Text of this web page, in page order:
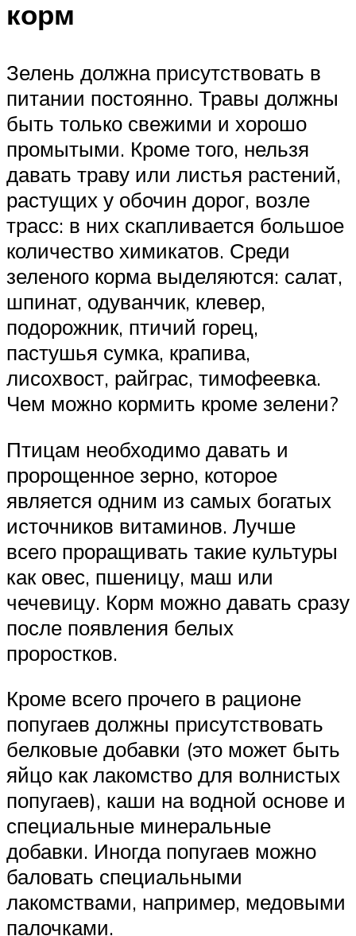
корм
Зелень должна присутствовать в
питании постоянно. Травы должны
быть только свежими и хорошо
промытыми. Кроме того, нельзя
давать траву или листья растений,
растущих у обочин дорог, возле
трасс: в них скапливается большое
количество химикатов. Среди
зеленого корма выделяются: салат,
шпинат, одуванчик, клевер,
подорожник, птичий горец,
пастушья сумка, крапива,
лисохвост, райграс, тимофеевка.
Чем можно кормить кроме зелени?
Птицам необходимо давать и
пророщенное зерно, которое
является одним из самых богатых
источников витаминов. Лучше
всего проращивать такие культуры
как овес, пшеницу, маш или
чечевицу. Корм можно давать сразу
после появления белых
проростков.
Кроме всего прочего в рационе
попугаев должны присутствовать
белковые добавки (это может быть
яйцо как лакомство для волнистых
попугаев), каши на водной основе и
специальные минеральные
добавки. Иногда попугаев можно
баловать специальными
лакомствами, например, медовыми
палочками.